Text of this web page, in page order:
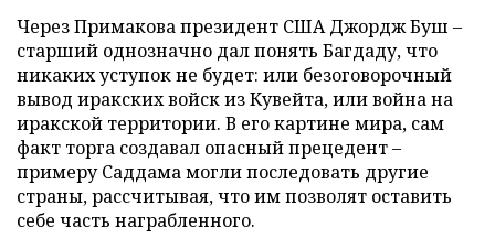
Через Примакова президент США Джордж Буш –
старший однозначно дал понять Багдаду, что
никаких уступок не будет: или безоговорочный
вывод иракских войск из Кувейта, или война на
иракской территории. В его картине мира, сам
факт торга создавал опасный прецедент –
примеру Саддама могли последовать другие
страны, рассчитывая, что им позволят оставить
себе часть награбленного.